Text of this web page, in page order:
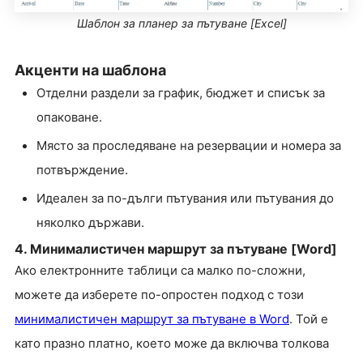
Шаблон за планер за пътуване [Excel]
Акценти на шаблона
Отделни раздели за график, бюджет и списък за
опаковане.
Място за проследяване на резервации и номера за
потвърждение.
Идеален за по-дълги пътувания или пътувания до
няколко държави.
4. Минималистичен маршрут за пътуване [Word]
Ако електронните таблици са малко по-сложни,
можете да изберете по-опростен подход с този
минималистичен маршрут за пътуване в Word. Той е
като празно платно, което може да включва толкова